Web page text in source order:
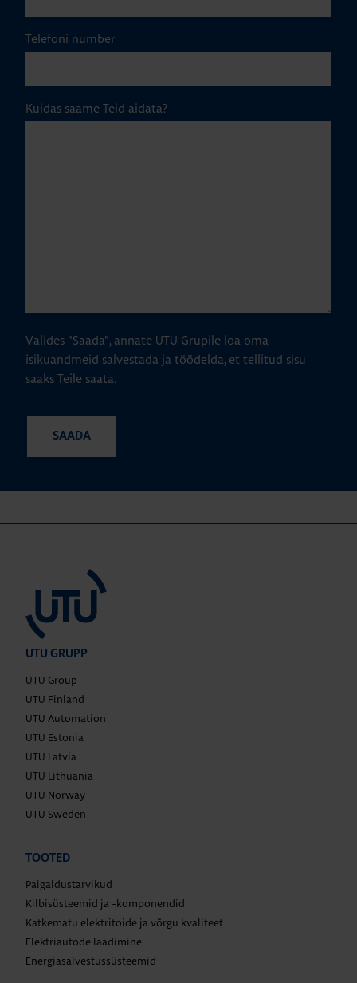
Telefoni number
Kuidas saame Teid aidata?
Valides "Saada", annate UTU Grupile loa oma
isikuandmeid salvestada ja töödelda, et tellitud sisu
saaks Teile saata.
UTU GRUPP
UTU Group
UTU Finland
UTU Automation
UTU Estonia
UTU Latvia
UTU Lithuania
UTU Norway
UTU Sweden
TOOTED
Paigaldustarvikud
Kilbisüsteemid ja -komponendid
Katkematu elektritoide ja võrgu kvaliteet
Elektriautode laadimine
Energiasalvestussüsteemid